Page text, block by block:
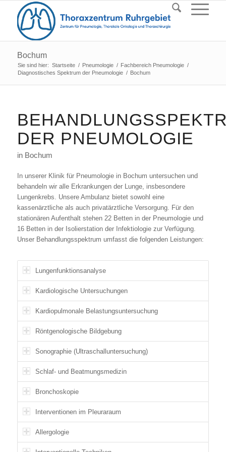
Bochum
Sie sind hier: Startseite / Pneumologie / Fachbereich Pneumologie /
Diagnostisches Spektrum der Pneumologie / Bochum
DER PNEUMOLOGIE
in Bochum
In unserer Klinik für Pneumologie in Bochum untersuchen und
behandeln wir alle Erkrankungen der Lunge, insbesondere
Lungenkrebs. Unsere Ambulanz bietet sowohl eine
kassenärztliche als auch privatärztliche Versorgung. Für den
stationären Aufenthalt stehen 22 Betten in der Pneumologie und
16 Betten in der Isolierstation der Infektiologie zur Verfügung.
Unser Behandlungsspektrum umfasst die folgenden Leistungen:
Lungenfunktionsanalyse
Kardiologische Untersuchungen
Kardiopulmonale Belastungsuntersuchung
Röntgenologische Bildgebung
Sonographie (Ultraschalluntersuchung)
Schlaf- und Beatmungsmedizin
Bronchoskopie
Interventionen im Pleuraraum
Allergologie